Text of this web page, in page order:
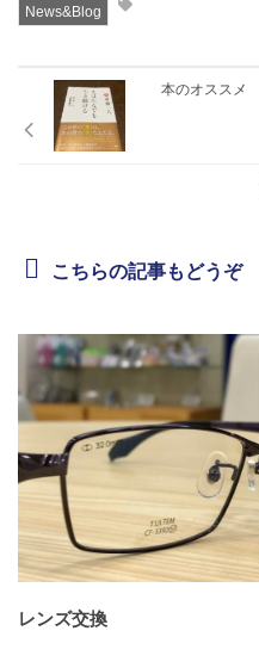
News&Blog
本のオススメ
こちらの記事もどうぞ
レンズ交換